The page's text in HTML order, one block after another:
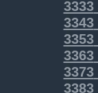
3333
3343
3353
3363
3373
3383